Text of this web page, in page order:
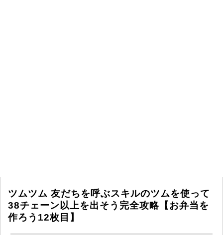
ツムツム 友だちを呼ぶスキルのツムを使って
38チェーン以上を出そう完全攻略【お弁当を
作ろう12枚目】